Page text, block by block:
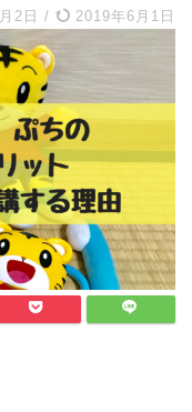
2日 / 2019年6月1日